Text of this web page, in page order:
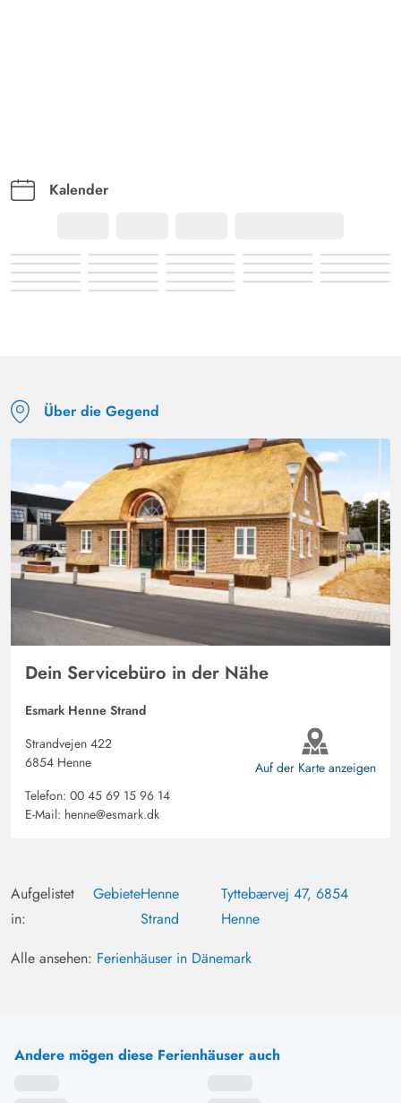
Kalender
Über die Gegend
Dein Servicebüro in der Nähe
Esmark Henne Strand
Strandvejen 422
6854 Henne
Telefon: 00 45 69 15 96 14
E-Mail: henne@esmark.dk
Auf der Karte anzeigen
Aufgelistet
in:
GebieteHenne
Strand
Tyttebærvej 47, 6854
Henne
Alle ansehen: Ferienhäuser in Dänemark
Andere mögen diese Ferienhäuser auch